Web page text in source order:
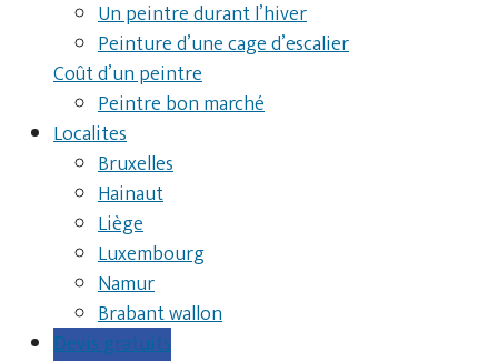
Un peintre durant l’hiver
Peinture d’une cage d’escalier
Coût d’un peintre
Peintre bon marché
Localites
Bruxelles
Hainaut
Liège
Luxembourg
Namur
Brabant wallon
Devis gratuits